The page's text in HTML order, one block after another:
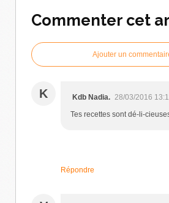
Commenter cet
Ajouter un
K Kdb Nadia. 28/03/2016
Tes recettes sont dé-li-
Répondre